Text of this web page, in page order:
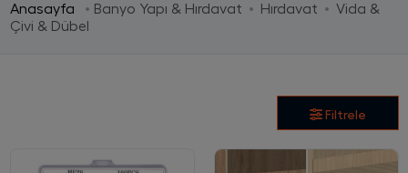
Anasayfa Banyo Yapı & Hırdavat Hırdavat
Vida &
Çivi & Dübel
Filtrele